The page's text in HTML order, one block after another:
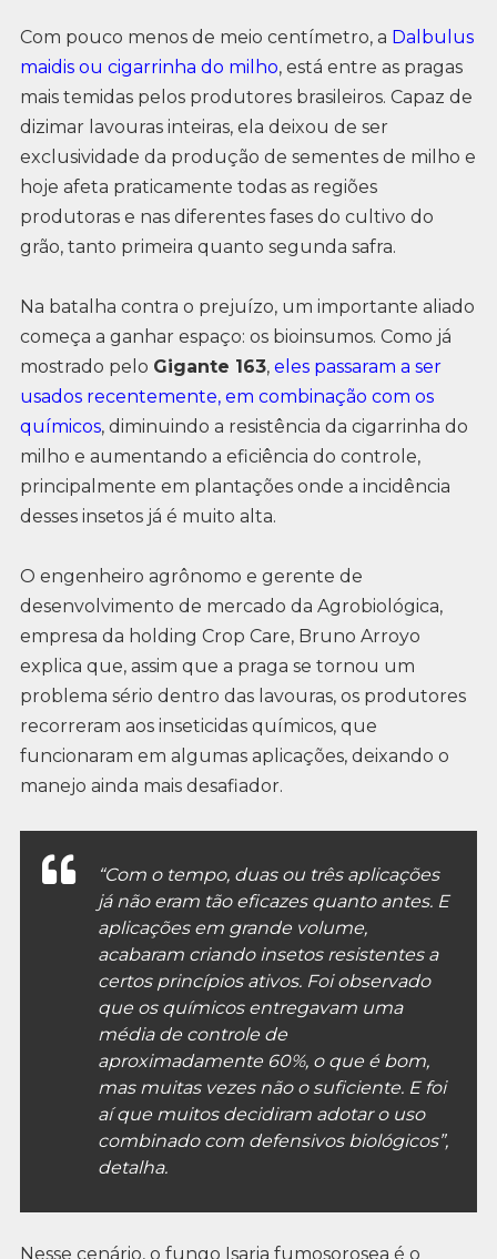
Com pouco menos de meio centímetro, a Dalbulus
maidis ou cigarrinha do milho, está entre as pragas
mais temidas pelos produtores brasileiros. Capaz de
dizimar lavouras inteiras, ela deixou de ser
exclusividade da produção de sementes de milho e
hoje afeta praticamente todas as regiões
produtoras e nas diferentes fases do cultivo do
grão, tanto primeira quanto segunda safra.
Na batalha contra o prejuízo, um importante aliado
começa a ganhar espaço: os bioinsumos. Como já
mostrado pelo Gigante 163,eles passaram a ser
usados recentemente, em combinação com os
químicos, diminuindo a resistência da cigarrinha do
milho e aumentando a eficiência do controle,
principalmente em plantações onde a incidência
desses insetos já é muito alta.
O engenheiro agrônomo e gerente de
desenvolvimento de mercado da Agrobiológica,
empresa da holding Crop Care, Bruno Arroyo
explica que, assim que a praga se tornou um
problema sério dentro das lavouras, os produtores
recorreram aos inseticidas químicos, que
funcionaram em algumas aplicações, deixando o
manejo ainda mais desafiador.
“Com o tempo, duas ou três aplicações
já não eram tão eficazes quanto antes. E
aplicações em grande volume,
acabaram criando insetos resistentes a
certos princípios ativos. Foi observado
que os químicos entregavam uma
média de controle de
aproximadamente 60%, o que é bom,
mas muitas vezes não o suficiente. E foi
aí que muitos decidiram adotar o uso
combinado com defensivos biológicos”,
detalha.
Nesse cenário, o fungo Isaria fumosorosea é o